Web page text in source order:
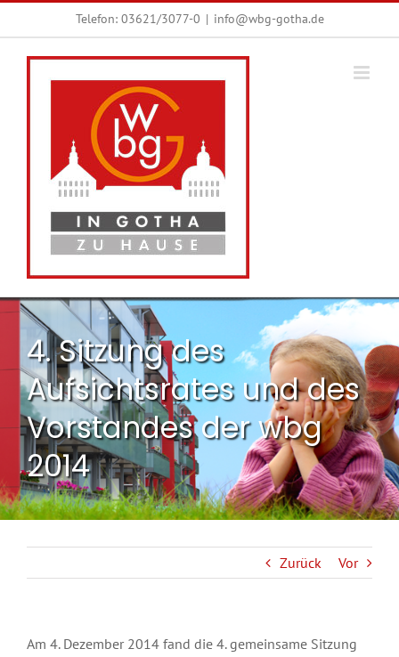
Inhalt
springen
Telefon: 03621/3077-0 | info@wbg-gotha.de
4. Sitzung des
Aufsichtsrates und des
Vorstandes der wbg
2014
Zurück Vor
Am 4. Dezember 2014 fand die 4. gemeinsame Sitzung